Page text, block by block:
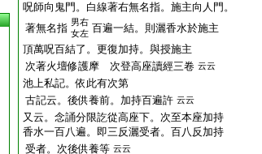
呪師向鬼門。白線著右無名指。施主向人門。
著無名指 男右
女左 百遍一結。則灑香水於施主
頂萬呪百結了。更復加持。與授施主
次著火壇修護摩 次登高座讀經三卷 云云
池上私記。依此有次第
古記云。後供養前。加持百遍許 云云
又云。念誦分限訖從高座下。次至本座加持
香水一百八遍。即三反灑受者。百八反加持
受者。次後供養等 云云